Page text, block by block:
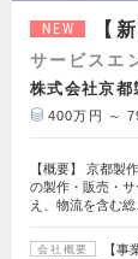
NEW 【
サービスエ
株式会社京都
400万円 ～
【概要】 京都製
の製作・販売・
え、物流を含む総
会社概要
【